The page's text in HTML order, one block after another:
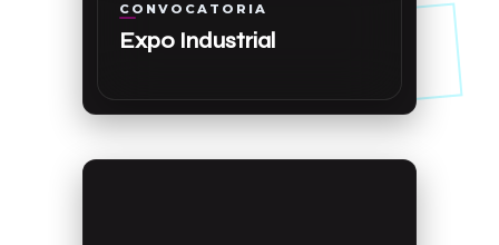
CONVOCATORIA
Expo Industrial